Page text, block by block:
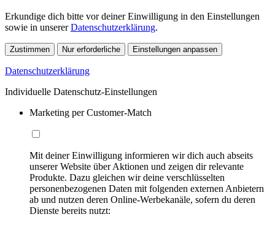
Erkundige dich bitte vor deiner Einwilligung in den Einstellungen
sowie in unsererDatenschutzerklärung.
Zustimmen Nur erforderliche Einstellungen anpassen
Datenschutzerklärung
Individuelle Datenschutz-Einstellungen
Marketing per Customer-Match
Mit deiner Einwilligung informieren wir dich auch abseits
unserer Website über Aktionen und zeigen dir relevante
Produkte. Dazu gleichen wir deine verschlüsselten
personenbezogenen Daten mit folgenden externen Anbietern
ab und nutzen deren Online-Werbekanäle, sofern du deren
Dienste bereits nutzt: